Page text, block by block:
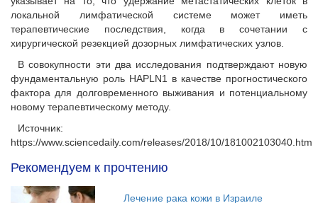
локальной лимфатической системе может иметь
терапевтические последствия, когда в сочетании с
хирургической резекцией дозорных лимфатических узлов.
В совокупности эти два исследования подтверждают новую
фундаментальную роль HAPLN1 в качестве прогностического
фактора для долговременного выживания и потенциальному
новому терапевтическому методу.
Источник:
https://www.sciencedaily.com/releases/2018/10/181002103040.htm
Рекомендуем к прочтению
Лечение рака кожи в Израиле